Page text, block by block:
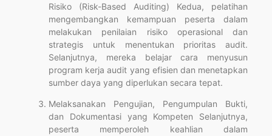
Risiko (Risk-Based Auditing) Kedua, pelatihan
mengembangkan kemampuan peserta dalam
melakukan penilaian risiko operasional dan
strategis untuk menentukan prioritas audit.
Selanjutnya, mereka belajar cara menyusun
program kerja audit yang efisien dan menetapkan
sumber daya yang diperlukan secara tepat.
Melaksanakan Pengujian, Pengumpulan Bukti,
dan Dokumentasi yang Kompeten Selanjutnya,
peserta memperoleh keahlian dalam